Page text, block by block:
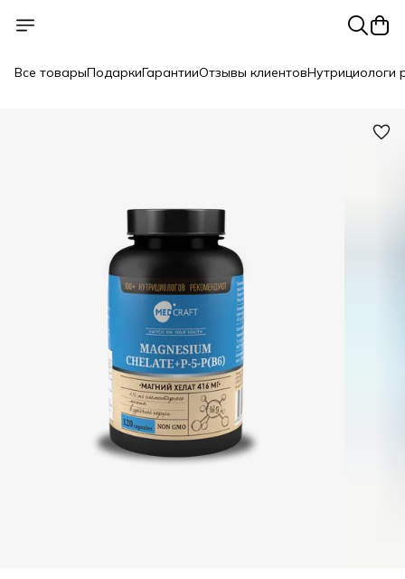
Все товарыПодаркиГарантииОтзывы клиентовНутрициологи